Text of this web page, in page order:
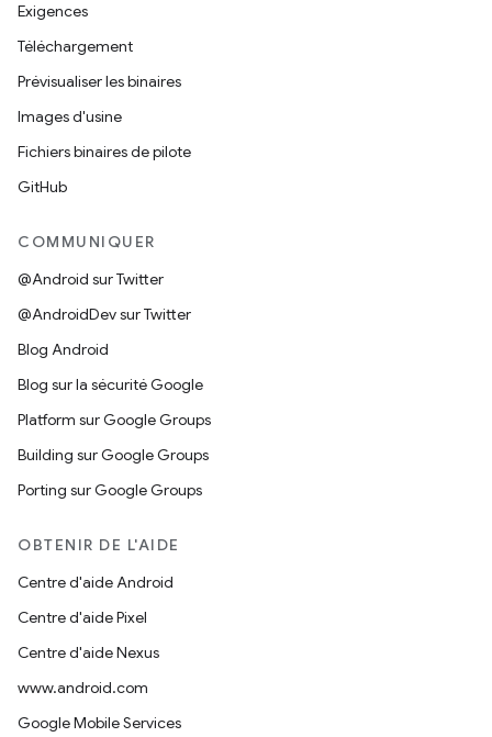
Exigences
Téléchargement
Prévisualiser les binaires
Images d'usine
Fichiers binaires de pilote
GitHub
COMMUNIQUER
@Android sur Twitter
@AndroidDev sur Twitter
Blog Android
Blog sur la sécurité Google
Platform sur Google Groups
Building sur Google Groups
Porting sur Google Groups
OBTENIR DE L'AIDE
Centre d'aide Android
Centre d'aide Pixel
Centre d'aide Nexus
www.android.com
Google Mobile Services